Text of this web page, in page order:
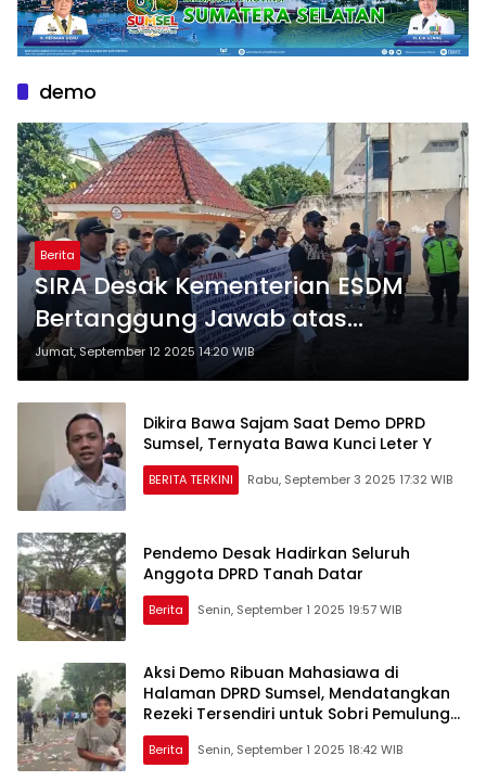
demo
Berita
SIRA Desak Kementerian ESDM
Bertanggung Jawab atas
Gagalnya Pengawasan Tambang
di Sumsel
Jumat, September 12 2025 14:20 WIB
Dikira Bawa Sajam Saat Demo DPRD
Sumsel, Ternyata Bawa Kunci Leter Y
BERITA TERKINI Rabu, September 3 2025 17:32 WIB
Pendemo Desak Hadirkan Seluruh
Anggota DPRD Tanah Datar
Berita Senin, September 1 2025 19:57 WIB
Aksi Demo Ribuan Mahasiawa di
Halaman DPRD Sumsel, Mendatangkan
Rezeki Tersendiri untuk Sobri Pemulung
Plastik Air Kemasan
Berita Senin, September 1 2025 18:42 WIB